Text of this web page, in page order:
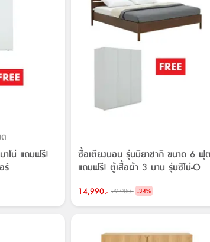
โน่ แถมฟรี!
ร์
ซื้อเตียงนอน รุ่นมิยาซากิ ขนาด 6 ฟุต
แถมฟรี! ตู้เสื้อผ้า 3 บาน รุ่นซิโน่-O
14,990.- 22,980.- -34%